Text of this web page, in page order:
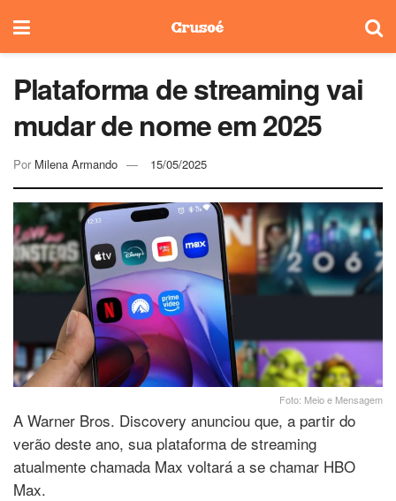
Plataforma de streaming vai
mudar de nome em 2025
Por Milena Armando 15/05/2025
Foto: Meio e Mensagem
A Warner Bros. Discovery anunciou que, a partir do
verão deste ano, sua plataforma de streaming
atualmente chamada Max voltará a se chamar HBO
Max.